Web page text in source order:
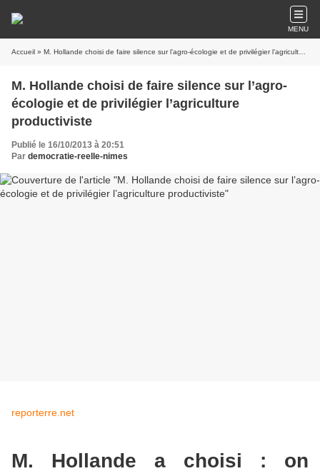
MENU
Accueil » M. Hollande choisi de faire silence sur l’agro-écologie et de privilégier l’agriculture productiviste
M. Hollande choisi de faire silence sur l’agro-
écologie et de privilégier l’agriculture
productiviste
Publié le 16/10/2013 à 20:51
Par democratie-reelle-nimes
reporterre.net
M. Hollande a choisi : on